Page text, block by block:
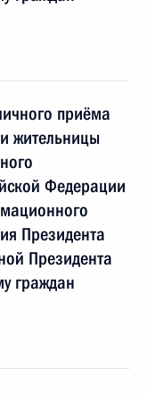
приёма
жительницы
Федерации
Президента
Президента
граждан